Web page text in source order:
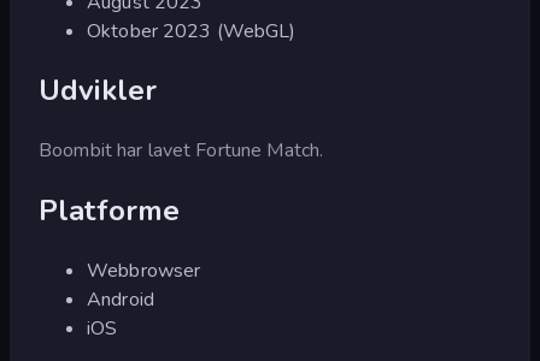
Oktober 2023 (WebGL)
Udvikler
Boombit har lavet Fortune Match.
Platforme
Webbrowser
Android
iOS